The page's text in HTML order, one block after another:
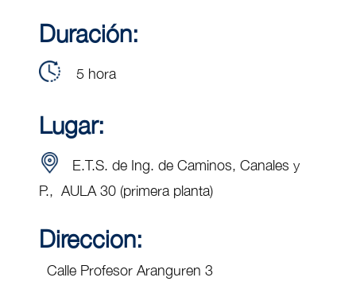
Duración:
5 hora
Lugar:
E.T.S. de Ing. de Caminos, Canales y
P., AULA 30 (primera planta)
Direccion:
Calle Profesor Aranguren 3